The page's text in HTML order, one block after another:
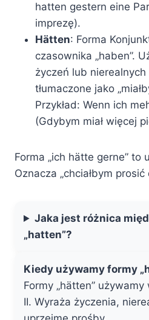
hatten gestern eine
imprezę).
Hätten: Forma
czasownika „haben”.
życzeń lub
tłumaczone jako
Przykład: Wenn ich
(Gdybym miał więcej
Forma „ich hätte gerne” to
Oznacza „chciałbym prosić
Jaka jest różnica
„hatten”?
Kiedy używamy formy
Formy „hätten”
II. Wyraża życzenia,